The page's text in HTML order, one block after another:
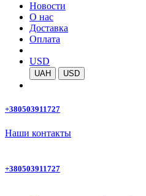
Новости
О нас
Доставка
Оплата
USD
UAH USD
+380503911727
Наши контакты
+380503911727